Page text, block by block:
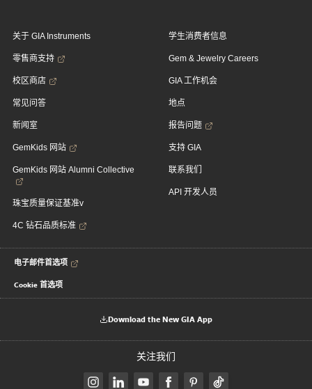
关于 GIA Instruments
零售商支持
校区商店
常见问答
新闻室
GemKids 网站
GemKids 网站 Alumni Collective
珠宝质量保证基准v
4C 钻石品质标准
学生消费者信息
Gem & Jewelry Careers
GIA 工作机会
地点
报告问题
支持 GIA
联系我们
API 开发人员
电子邮件首选项
Cookie 首选项
Download the New GIA App
关注我们